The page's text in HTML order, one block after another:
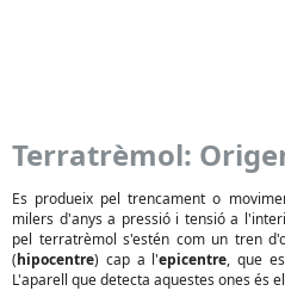
Terratrèmol:
Es produeix pel trencament o
milers d'anys a pressió i tensió a
pel terratrèmol s'estén com un tren
(hipocentre) cap a l'epicentre, que
L'aparell que detecta aquestes ones és el